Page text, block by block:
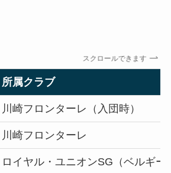
スクロールできます
所属クラブ
川崎フロンターレ（入団時）
川崎フロンターレ
ロイヤル・ユニオンSG（ベルギー